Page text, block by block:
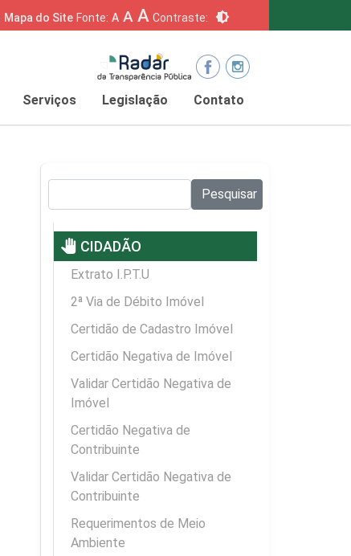
Mapa do Site Fonte: A A A Contraste: brightness_6
Serviços Legislação Contato
Pesquisar
pan_tool CIDADÃO
Extrato I.P.T.U
2ª Via de Débito Imóvel
Certidão de Cadastro Imóvel
Certidão Negativa de Imóvel
Validar Certidão Negativa de
Imóvel
Certidão Negativa de
Contribuinte
Validar Certidão Negativa de
Contribuinte
Requerimentos de Meio
Ambiente